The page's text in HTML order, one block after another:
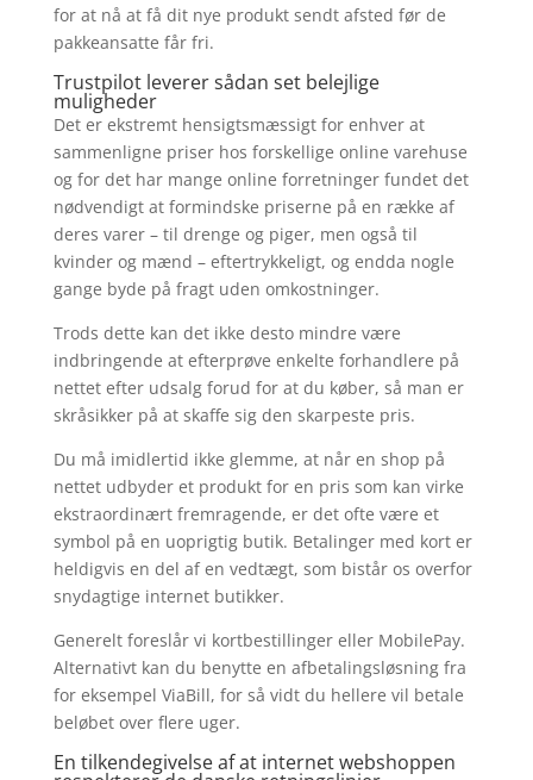
for at nå at få dit nye produkt sendt afsted før de
pakkeansatte får fri.
Trustpilot leverer sådan set belejlige
muligheder
Det er ekstremt hensigtsmæssigt for enhver at
sammenligne priser hos forskellige online varehuse
og for det har mange online forretninger fundet det
nødvendigt at formindske priserne på en række af
deres varer – til drenge og piger, men også til
kvinder og mænd – eftertrykkeligt, og endda nogle
gange byde på fragt uden omkostninger.
Trods dette kan det ikke desto mindre være
indbringende at efterprøve enkelte forhandlere på
nettet efter udsalg forud for at du køber, så man er
skråsikker på at skaffe sig den skarpeste pris.
Du må imidlertid ikke glemme, at når en shop på
nettet udbyder et produkt for en pris som kan virke
ekstraordinært fremragende, er det ofte være et
symbol på en uoprigtig butik. Betalinger med kort er
heldigvis en del af en vedtægt, som bistår os overfor
snydagtige internet butikker.
Generelt foreslår vi kortbestillinger eller MobilePay.
Alternativt kan du benytte en afbetalingsløsning fra
for eksempel ViaBill, for så vidt du hellere vil betale
beløbet over flere uger.
En tilkendegivelse af at internet webshoppen